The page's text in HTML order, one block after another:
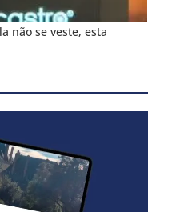
não se veste, esta